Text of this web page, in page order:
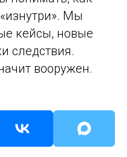
Мы
кейсы, новые
следствия.
вооружен.